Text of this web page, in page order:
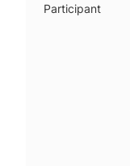
Participant